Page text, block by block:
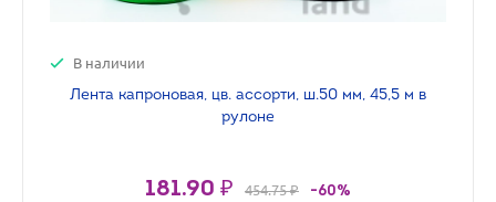
В наличии
Лента капроновая, цв. ассорти, ш.50 мм, 45,5 м в
рулоне
181.90 ₽ 454.75 ₽ -60%